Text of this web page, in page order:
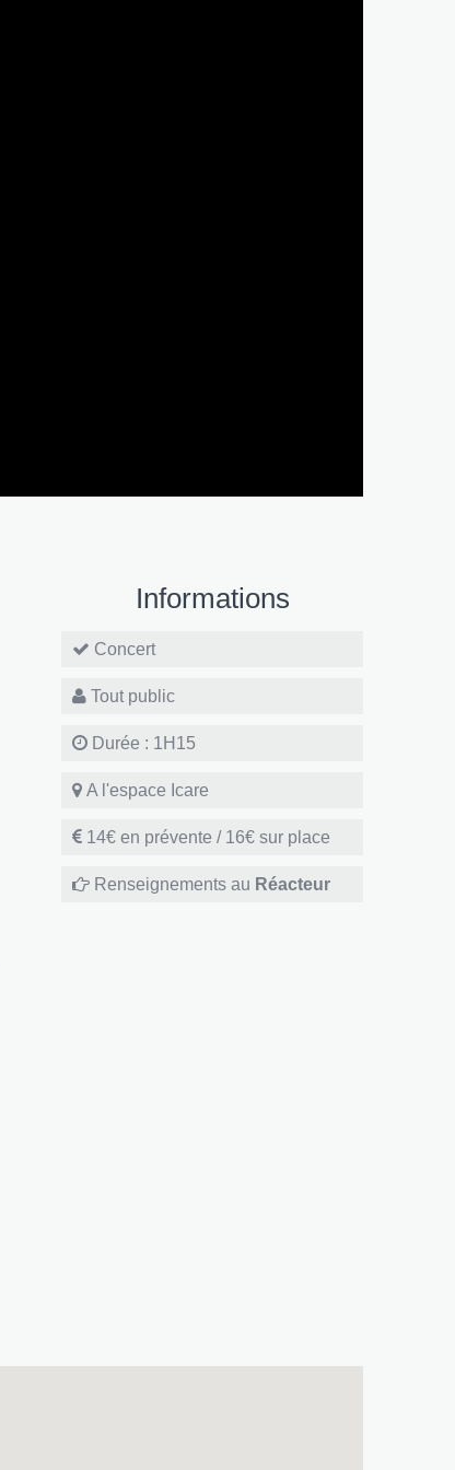
Informations
Concert
Tout public
Durée : 1H15
A l'espace Icare
14€ en prévente / 16€ sur place
Renseignements au Réacteur